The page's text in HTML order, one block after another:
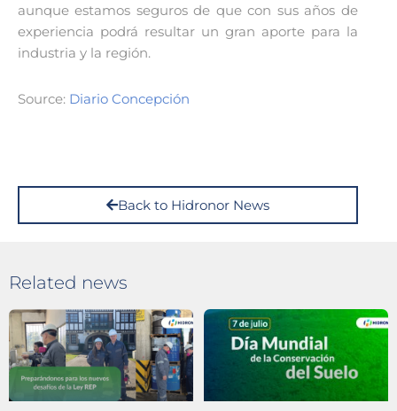
aunque estamos seguros de que con sus años de
experiencia podrá resultar un gran aporte para la
industria y la región.
Source: Diario Concepción
Back to Hidronor News
Related news